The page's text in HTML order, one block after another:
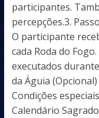
participantes.
percepções.3.
O participante
cada Roda do
executados
da Águia (Opcional)
Condições
Calendário